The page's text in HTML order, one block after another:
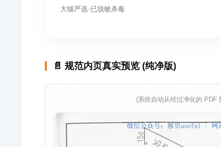
大猫严选·已脱敏杀毒
📄 规范内页真实预览 (纯净版)
(系统自动从经过净化的 PDF